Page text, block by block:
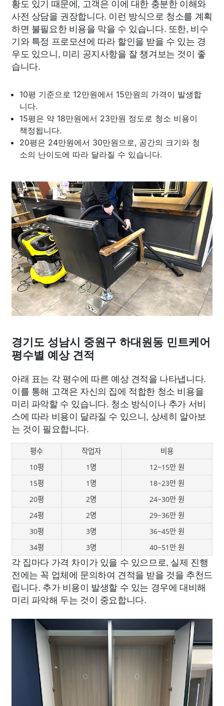
황도 있기 때문에, 고객은 이에 대한 충분한 이해와
사전 상담을 권장합니다. 이런 방식으로 청소를 계획
하면 불필요한 비용을 막을 수 있습니다. 또한, 비수
기와 특정 프로모션에 따라 할인을 받을 수 있는 경
우도 있으니, 미리 공지사항을 잘 챙겨보는 것이 좋
습니다.
10평 기준으로 12만원에서 15만원의 가격이 발생합
니다.
15평은 약 18만원에서 23만원 정도로 청소 비용이
책정됩니다.
20평은 24만원에서 30만원으로, 공간의 크기와 청
소의 난이도에 따라 달라질 수 있습니다.
경기도 성남시 중원구 하대원동 민트케어
평수별 예상 견적
아래 표는 각 평수에 따른 예상 견적을 나타냅니다.
이를 통해 고객은 자신의 집에 적합한 청소 비용을
미리 파악할 수 있습니다. 청소 방식이나 추가 서비
스에 따라 비용이 달라질 수 있으니, 상세히 알아보
는 것이 필요합니다.
평수 작업자
비용
10평
1명
12~15만 원
15평
1명
18~23만 원
20평
2명
24~30만 원
24평
2명
29~36만 원
30평
3명
36~45만 원
34평
3명 40~51만 원
각 집마다 가격 차이가 있을 수 있으므로, 실제 진행
전에는 꼭 업체에 문의하여 견적을 받을 것을 추천드
립니다. 추가 비용이 발생할 수 있는 경우에 대비해
미리 파악해 두는 것이 중요합니다.